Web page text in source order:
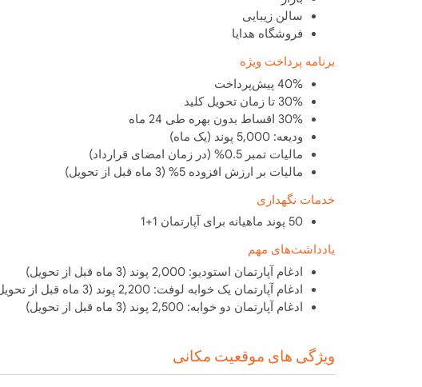
سالن زیبایی
فروشگاه هدایا
برنامه پرداخت ویژه
40% پیش‌پرداخت
30% تا زمان تحویل کلید
30% اقساط بدون بهره طی 24 ماه
ودیعه: 5,000 پوند (یک ماه)
مالیات تمبر 0.5% (در زمان امضای قرارداد)
مالیات بر ارزش افزوده 5% (3 ماه قبل از تحویل)
خدمات نگهداری
50 پوند ماهیانه برای آپارتمان 1+1
یادداشت‌های مهم
ادغام آپارتمان استودیو: 2,000 پوند (3 ماه قبل از تحویل)
ادغام آپارتمان یک خوابه لوفت: 2,200 پوند (3 ماه قبل از تحویل)
ادغام آپارتمان دو خوابه: 2,500 پوند (3 ماه قبل از تحویل)
ویژگی های موقعیت مکانی